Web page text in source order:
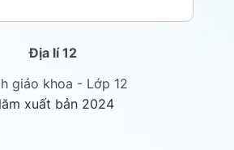
Địa lí 12
giáo khoa - Lớp 12
xuất bản 2024